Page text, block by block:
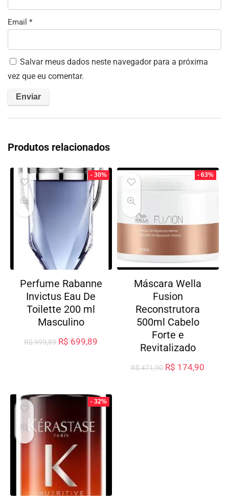
Email *
Salvar meus dados neste navegador para a próxima
vez que eu comentar.
Produtos relacionados
- 30%
Perfume Rabanne
Invictus Eau De
Toilette 200 ml
Masculino
R$999,89 R$ 699,89
- 63%
Máscara Wella
Fusion
Reconstrutora
500ml Cabelo
Forte e
Revitalizado
R$471,90 R$ 174,90
- 32%